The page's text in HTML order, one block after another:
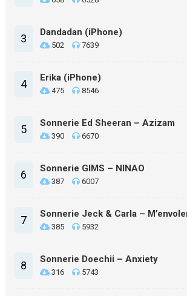
3 Dandadan (iPhone)
502 7639
4 Erika (iPhone)
475 8546
5 Sonnerie Ed Sheeran – Azizam
390 6670
6 Sonnerie GIMS – NINAO
387 6007
7 Sonnerie Jeck & Carla –
385 5932
8 Sonnerie Doechii – Anxiety
316 5743